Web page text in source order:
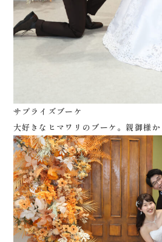
サプライズブーケ
大好きなヒマワリのブーケ。親御様か